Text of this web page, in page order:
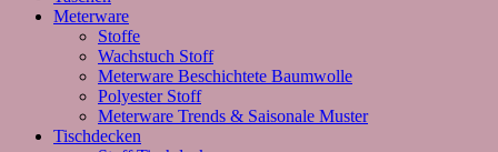
Meterware
Stoffe
Wachstuch Stoff
Meterware Beschichtete Baumwolle
Polyester Stoff
Meterware Trends & Saisonale Muster
Tischdecken